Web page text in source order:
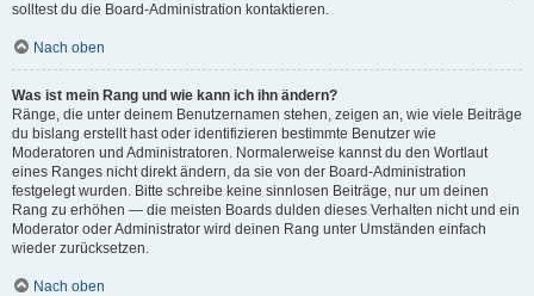
solltest du die Board-Administration kontaktieren.
Nach oben
Was ist mein Rang und wie kann ich ihn ändern?
Ränge, die unter deinem Benutzernamen stehen, zeigen an, wie viele Beiträge
du bislang erstellt hast oder identifizieren bestimmte Benutzer wie
Moderatoren und Administratoren. Normalerweise kannst du den Wortlaut
eines Ranges nicht direkt ändern, da sie von der Board-Administration
festgelegt wurden. Bitte schreibe keine sinnlosen Beiträge, nur um deinen
Rang zu erhöhen — die meisten Boards dulden dieses Verhalten nicht und ein
Moderator oder Administrator wird deinen Rang unter Umständen einfach
wieder zurücksetzen.
Nach oben